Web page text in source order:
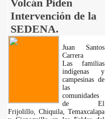
Volcán Piden
Intervención de la
SEDENA.
Juan Santos
Carrera
Las familias
indígenas y
campesinas de
las
comunidades
de El
Frijolillo, Chiquila, Temaxcalapa